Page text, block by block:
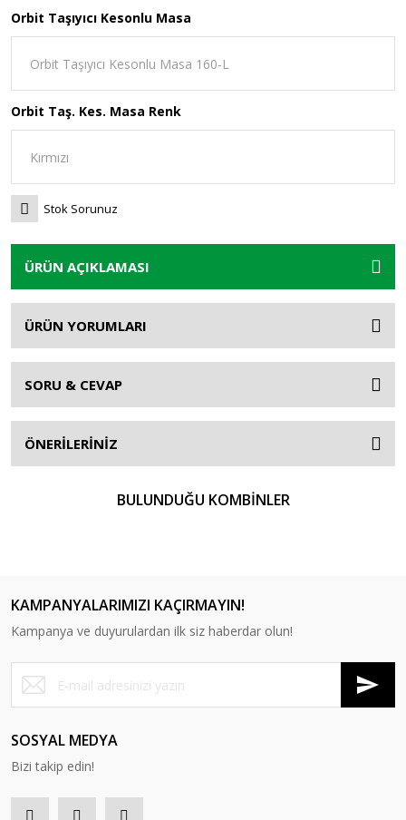
Orbit Taşıyıcı Kesonlu Masa
Orbit Taş. Kes. Masa Renk
Stok Sorunuz
ÜRÜN AÇIKLAMASI
ÜRÜN YORUMLARI
SORU & CEVAP
ÖNERİLERİNİZ
BULUNDUĞU KOMBİNLER
Orbit Masa
KAMPANYALARIMIZI KAÇIRMAYIN!
Kampanya ve duyurulardan ilk siz haberdar olun!
SOSYAL MEDYA
Bizi takip edin!